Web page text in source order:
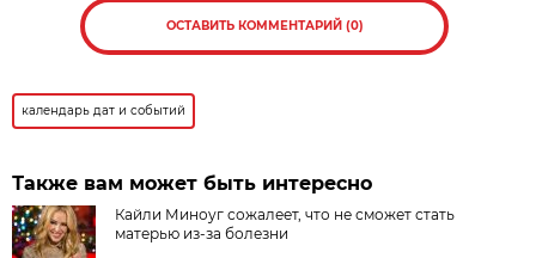
ОСТАВИТЬ КОММЕНТАРИЙ (0)
календарь дат и событий
Также вам может быть интересно
Кайли Миноуг сожалеет, что не сможет стать
матерью из-за болезни